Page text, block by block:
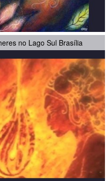
no Lago Sul Brasília